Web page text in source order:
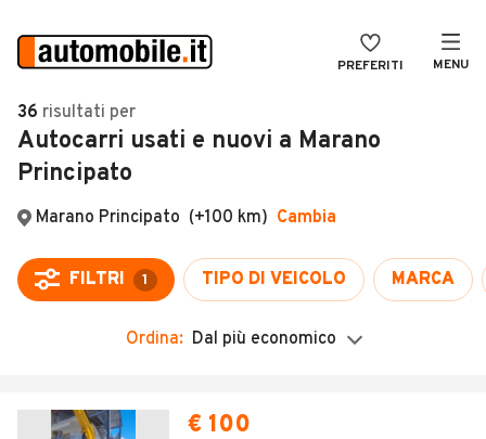
PREFERITI MENU
Auto
Auto usate
Auto Km 0
Auto Nuove
Moto
VENDI
MAGAZINE
ACCEDI
36 risultati per
Autocarri usati e nuovi a Marano
Principato
Marano Principato (+100 km) Cambia
FILTRI 1 TIPO DI VEICOLO MARCA
Ordina: Dal più economico